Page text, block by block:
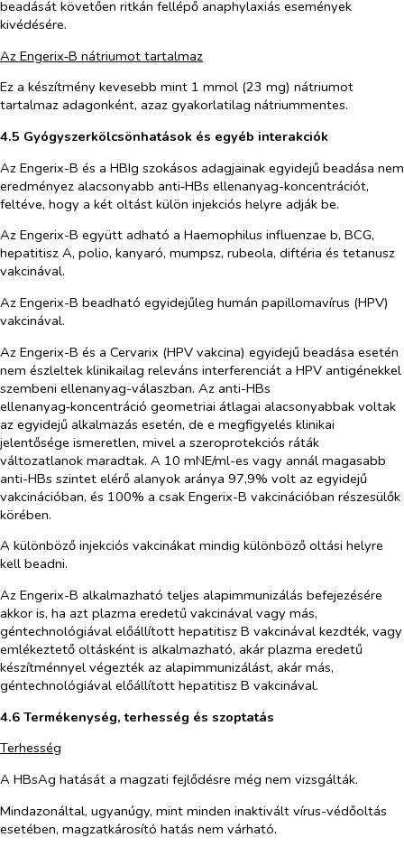
beadását követően ritkán fellépő anaphylaxiás események
kivédésére.
Az Engerix‑B nátriumot tartalmaz
Ez a készítmény kevesebb mint 1 mmol (23 mg) nátriumot
tartalmaz adagonként, azaz gyakorlatilag nátriummentes.
4.5 Gyógyszerkölcsönhatások és egyéb interakciók
Az Engerix-B és a HBIg szokásos adagjainak egyidejű beadása nem
eredményez alacsonyabb anti‑HBs ellenanyag-koncentrációt,
feltéve, hogy a két oltást külön injekciós helyre adják be.
Az Engerix-B együtt adható a Haemophilus influenzae b, BCG,
hepatitisz A, polio, kanyaró, mumpsz, rubeola, diftéria és tetanusz
vakcinával.
Az Engerix-B beadható egyidejűleg humán papillomavírus (HPV)
vakcinával.
Az Engerix-B és a Cervarix (HPV vakcina) egyidejű beadása esetén
nem észleltek klinikailag releváns interferenciát a HPV antigénekkel
szembeni ellenanyag-válaszban. Az anti-HBs
ellenanyag‑koncentráció geometriai átlagai alacsonyabbak voltak
az egyidejű alkalmazás esetén, de e megfigyelés klinikai
jelentősége ismeretlen, mivel a szeroprotekciós ráták
változatlanok maradtak. A 10 mNE/ml-es vagy annál magasabb
anti-HBs szintet elérő alanyok aránya 97,9% volt az egyidejű
vakcinációban, és 100% a csak Engerix-B vakcinációban részesülők
körében.
A különböző injekciós vakcinákat mindig különböző oltási helyre
kell beadni.
Az Engerix-B alkalmazható teljes alapimmunizálás befejezésére
akkor is, ha azt plazma eredetű vakcinával vagy más,
géntechnológiával előállított hepatitisz B vakcinával kezdték, vagy
emlékeztető oltásként is alkalmazható, akár plazma eredetű
készítménnyel végezték az alapimmunizálást, akár más,
géntechnológiával előállított hepatitisz B vakcinával.
4.6 Termékenység, terhesség és szoptatás
Terhesség
A HBsAg hatását a magzati fejlődésre még nem vizsgálták.
Mindazonáltal, ugyanúgy, mint minden inaktivált vírus-védőoltás
esetében, magzatkárosító hatás nem várható.